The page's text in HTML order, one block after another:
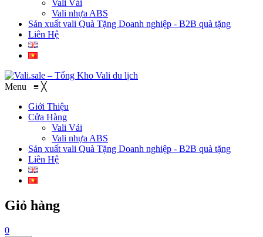
Vali Vải
Vali nhựa ABS
Sản xuất vali Quà Tặng Doanh nghiệp - B2B quà tặng
Liên Hệ
Menu ≡ ╳
Giới Thiệu
Cửa Hàng
Vali Vải
Vali nhựa ABS
Sản xuất vali Quà Tặng Doanh nghiệp - B2B quà tặng
Liên Hệ
Giỏ hàng
0